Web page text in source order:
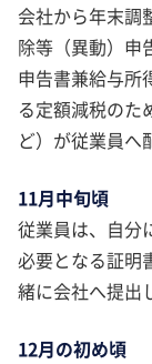
会社から年末調
除等（異動）申
申告書兼給与所
る定額減税のた
ど）が従業員へ
11月中旬頃
従業員は、自分
必要となる証明
緒に会社へ提出
12月の初め頃